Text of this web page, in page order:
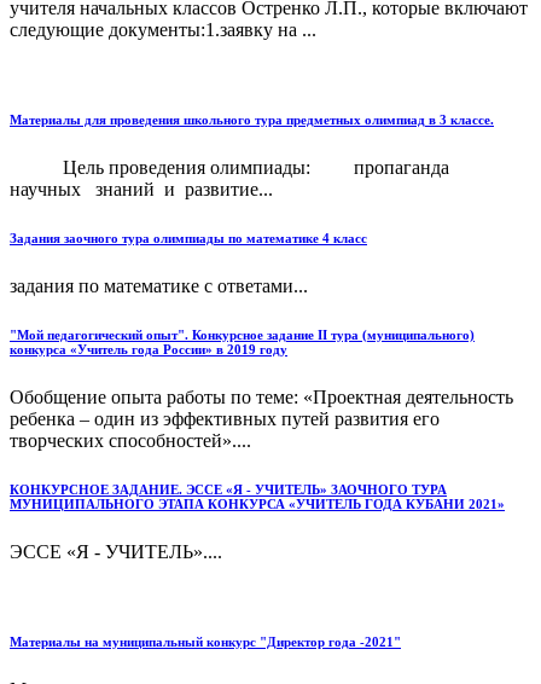
учителя начальных классов Остренко Л.П., которые включают
следующие документы:1.заявку на ...
Материалы для проведения школьного тура предметных олимпиад в 3 классе.
Цель проведения олимпиады: пропаганда
научных знаний и развитие...
Задания заочного тура олимпиады по математике 4 класс
задания по математике с ответами...
"Мой педагогический опыт". Конкурсное задание II тура (муниципального)
конкурса «Учитель года России» в 2019 году
Обобщение опыта работы по теме: «Проектная деятельность
ребенка – один из эффективных путей развития его
творческих способностей»....
КОНКУРСНОЕ ЗАДАНИЕ. ЭССЕ «Я - УЧИТЕЛЬ» ЗАОЧНОГО ТУРА
МУНИЦИПАЛЬНОГО ЭТАПА КОНКУРСА «УЧИТЕЛЬ ГОДА КУБАНИ 2021»
ЭССЕ «Я - УЧИТЕЛЬ»....
Материалы на муниципальный конкурс "Директор года -2021"